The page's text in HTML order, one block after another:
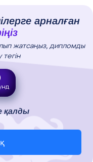
арналған
жатсаңыз, дипломды
қалды